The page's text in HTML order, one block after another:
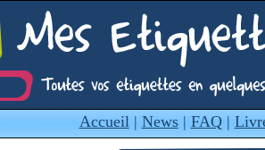
Accueil| News| FAQ|